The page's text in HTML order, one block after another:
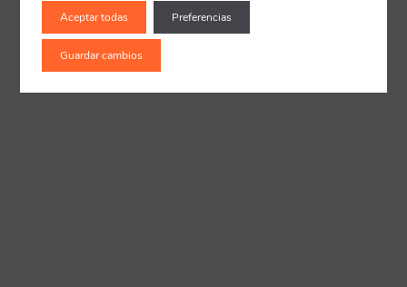
Aceptar todas Preferencias
Guardar cambios